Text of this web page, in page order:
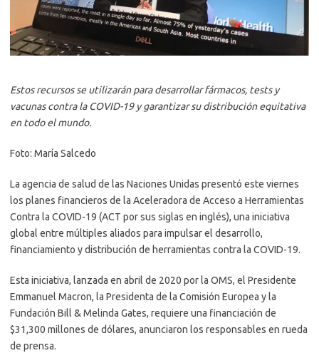
Estos recursos se utilizarán para desarrollar fármacos, tests y
vacunas contra la COVID-19 y garantizar su distribución equitativa
en todo el mundo.
Foto: María Salcedo
La agencia de salud de las Naciones Unidas presentó este viernes
los planes financieros de la Aceleradora de Acceso a Herramientas
Contra la COVID-19 (ACT por sus siglas en inglés), una iniciativa
global entre múltiples aliados para impulsar el desarrollo,
financiamiento y distribución de herramientas contra la COVID-19.
Esta iniciativa, lanzada en abril de 2020 por la OMS, el Presidente
Emmanuel Macron, la Presidenta de la Comisión Europea y la
Fundación Bill & Melinda Gates, requiere una financiación de
$31,300 millones de dólares, anunciaron los responsables en rueda
de prensa.